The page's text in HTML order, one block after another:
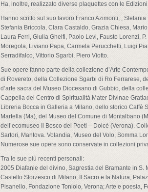
Ha, inoltre, realizzato diverse plaquettes con le
Hanno scritto sul suo lavoro Franco Azimonti, ,
Stefania Briccola, Clara Castaldo, Grazia Chiesa,
Laura Ferri, Giulia Ghelfi, Paolo Levi, Fausto Lorenzi,
Moregola, Liviano Papa, Carmela Perucchetti, Luigi
Serradifalco, Vittorio Sgarbi, Piero Viotto.
Sue opere fanno parte della collezione d’Arte
di Rovereto, della Collezione Sgarbi di Ro Ferrarese,
d’arte sacra del Museo Diocesano di Gubbio, della
Cappella del Centro di Spiritualità Mater Divinae
Libreria Bocca in Galleria a Milano, dello storico Caffè
Martella (Ma), del Museo del Comune di Montalbano
dell’ecomuseo Il Bosco dei Poeti – Dolcè (Verona).
Sartori, Mantova. Volandia, Museo del Volo, Somma
Numerose sue opere sono conservate in collezioni
Tra le sue più recenti personali:
2005 Diafanie del divino, Sagrestia del Bramante in S.
Castello Sforzesco di Milano; Il Sacro e la Natura,
Pisanello, Fondazione Toniolo, Verona; Arte e poesia,